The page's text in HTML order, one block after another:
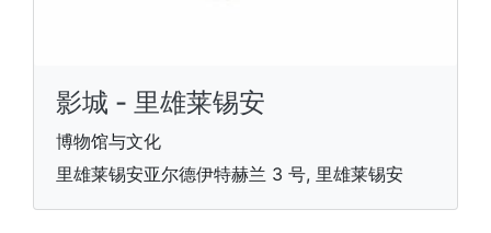
影城 - 里雄莱锡安
博物馆与文化
里雄莱锡安亚尔德伊特赫兰 3 号, 里雄莱锡安